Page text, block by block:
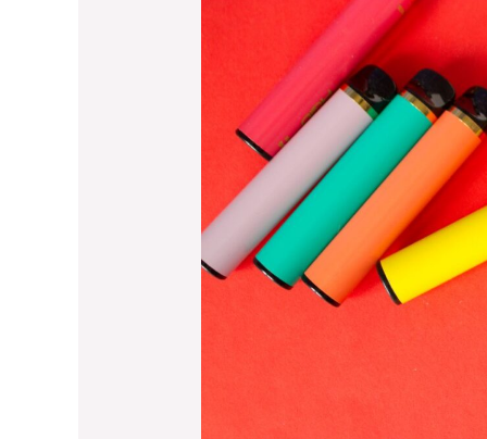
Rückschritt?
Einweg-
Zigarette
im
Test